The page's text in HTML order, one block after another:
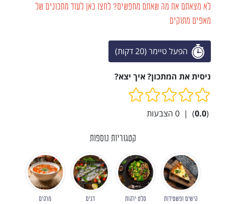
לא מצאתם את מה שאתם מחפשים? לחצו כאן לעוד מתכונים של
מאפים מתוקים
הפעל טיימר (20 דקות)
ניסית את המתכון? איך יצא?
(
0.0
)
|
0 הצבעות
קטגוריות נוספות
קישים ופשטידות סלט ירקות דגים מרקים